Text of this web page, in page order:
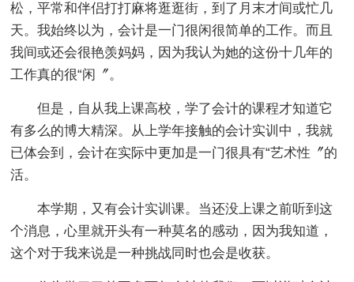
松，平常和伴侣打打麻将逛逛街，到了月末才间或忙几
天。我始终以为，会计是一门很闲很简单的工作。而且
我间或还会很艳羡妈妈，因为我认为她的这份十几年的
工作真的很“闲〞。
但是，自从我上课高校，学了会计的课程才知道它
有多么的博大精深。从上学年接触的会计实训中，我就
已体会到，会计在实际中更加是一门很具有“艺术性〞的
活。
本学期，又有会计实训课。当还没上课之前听到这
个消息，心里就开头有一种莫名的感动，因为我知道，
这个对于我来说是一种挑战同时也会是收获。